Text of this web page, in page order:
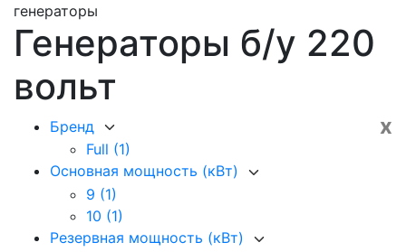
генераторы
Генераторы б/у 220
вольт
x
Бренд
Full (1)
Основная мощность (кВт)
9 (1)
10 (1)
Резервная мощность (кВт)